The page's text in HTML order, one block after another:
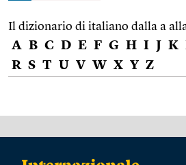
Il dizionario di italiano dalla a
A B C D E F G H I J K
R S T U V W X Y Z